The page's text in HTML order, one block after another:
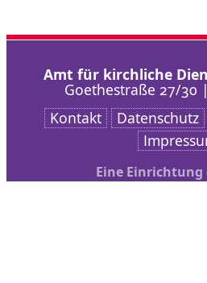
Amt für kirchliche
Goethestraße 27/30
Kontakt
Datenschutz
Eine Einrichtung